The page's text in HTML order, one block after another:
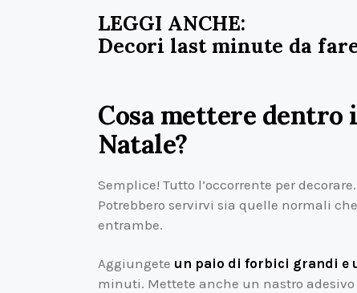
LEGGI ANCHE:
Decori last minute da
Cosa mettere
Natale?
Semplice! Tutto l’occorrente per
Potrebbero servirvi sia quelle normali
entrambe.
Aggiungete un paio di forbici grandi e
minuti. Mettete anche un nastro